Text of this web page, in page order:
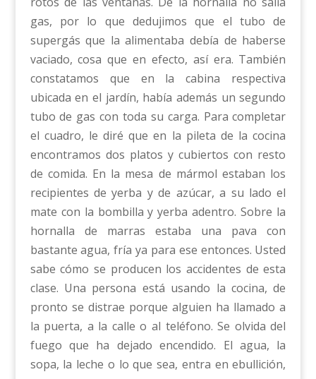
gas, por lo que dedujimos que el tubo de
supergás que la alimentaba debía de haberse
vaciado, cosa que en efecto, así era. También
constatamos que en la cabina respectiva
ubicada en el jardín, había además un segundo
tubo de gas con toda su carga. Para completar
el cuadro, le diré que en la pileta de la cocina
encontramos dos platos y cubiertos con resto
de comida. En la mesa de mármol estaban los
recipientes de yerba y de azúcar, a su lado el
mate con la bombilla y yerba adentro. Sobre la
hornalla de marras estaba una pava con
bastante agua, fría ya para ese entonces. Usted
sabe cómo se producen los accidentes de esta
clase. Una persona está usando la cocina, de
pronto se distrae porque alguien ha llamado a
la puerta, a la calle o al teléfono. Se olvida del
fuego que ha dejado encendido. El agua, la
sopa, la leche o lo que sea, entra en ebullición,